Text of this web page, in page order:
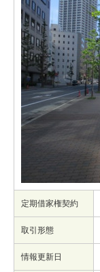
定期借家権契約
取引形態
情報更新日